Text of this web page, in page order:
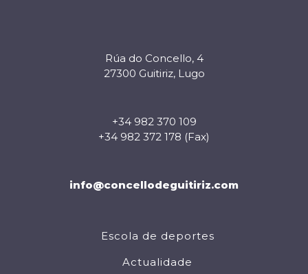
Rúa do Concello, 4
27300 Guitiriz, Lugo
+34 982 370 109
+34 982 372 178 (Fax)
info@concellodeguitiriz.com
Escola de deportes
Actualidade